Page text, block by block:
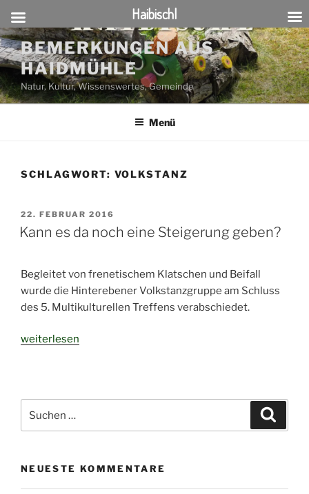
Zum
Inhalt
springen
BEMERKUNGEN AUS
HAIDMÜHLE
Natur, Kultur, Wissenswertes, Gemeinde
Menü
SCHLAGWORT: VOLKSTANZ
VERÖFFENTLICHT
AM
22. FEBRUAR 2016
Kann es da noch eine Steigerung geben?
Begleitet von frenetischem Klatschen und Beifall
wurde die Hinterebener Volkstanzgruppe am Schluss
des 5. Multikulturellen Treffens verabschiedet.
„Kann
eine
Steigerung
weiterlesen
nach:
NEUESTE KOMMENTARE
Haibischl